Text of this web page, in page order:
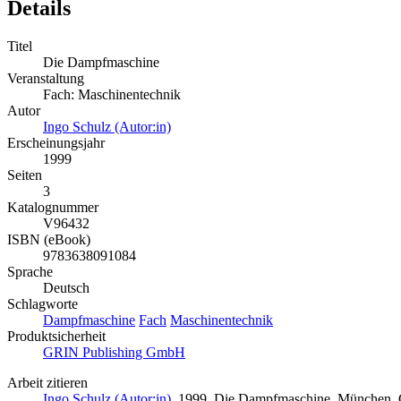
Details
Titel
Die Dampfmaschine
Veranstaltung
Fach: Maschinentechnik
Autor
Ingo Schulz (Autor:in)
Erscheinungsjahr
1999
Seiten
3
Katalognummer
V96432
ISBN (eBook)
9783638091084
Sprache
Deutsch
Schlagworte
Dampfmaschine Fach Maschinentechnik
Produktsicherheit
GRIN Publishing GmbH
Arbeit zitieren